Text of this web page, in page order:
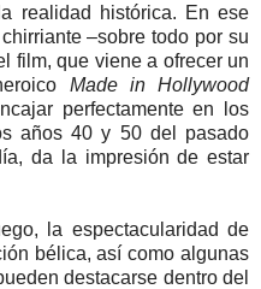
realidad histórica. En ese
–sobre todo por su
film, que viene a ofrecer un
Made in Hollywood
perfectamente en los
años 40 y 50 del pasado
da la impresión de estar
la espectacularidad de
bélica, así como algunas
destacarse dentro del